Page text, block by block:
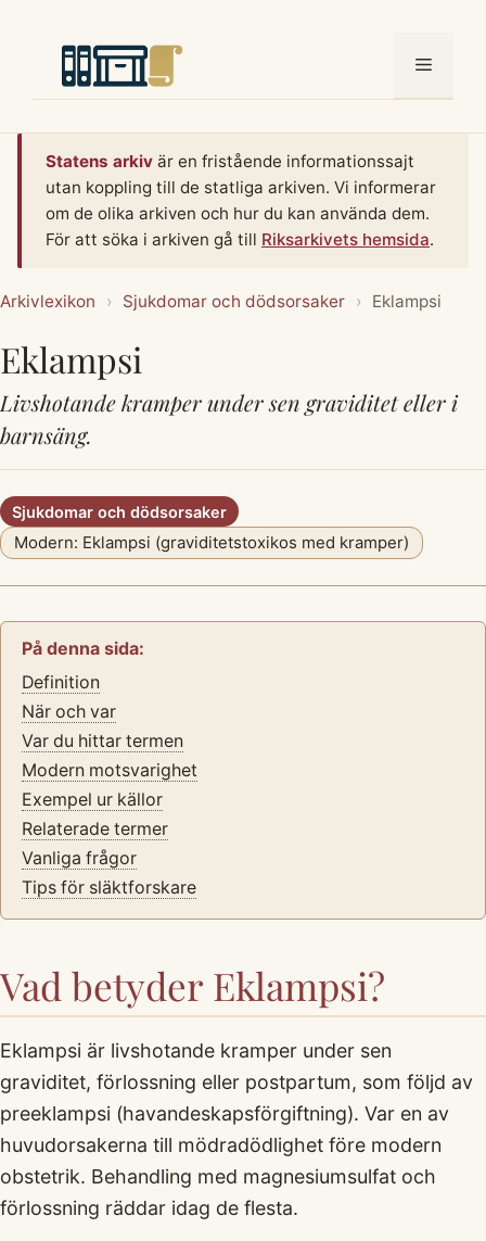
innehåll
Meny
Statens arkiv är en fristående informationssajt
utan koppling till de statliga arkiven. Vi informerar
om de olika arkiven och hur du kan använda dem.
För att söka i arkiven gå till Riksarkivets hemsida.
Arkivlexikon › Sjukdomar och dödsorsaker › Eklampsi
Eklampsi
Livshotande kramper under sen graviditet eller i
barnsäng.
Sjukdomar och dödsorsaker
Modern: Eklampsi (graviditetstoxikos med kramper)
På denna sida:
Definition
När och var
Var du hittar termen
Modern motsvarighet
Exempel ur källor
Relaterade termer
Vanliga frågor
Tips för släktforskare
Vad betyder Eklampsi?
Eklampsi är livshotande kramper under sen
graviditet, förlossning eller postpartum, som följd av
preeklampsi (havandeskapsförgiftning). Var en av
huvudorsakerna till mödradödlighet före modern
obstetrik. Behandling med magnesiumsulfat och
förlossning räddar idag de flesta.